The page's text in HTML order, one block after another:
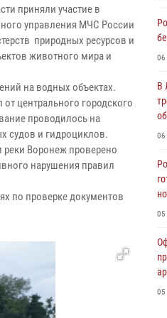
приняли участие в
управления МЧС России
природных ресурсов и
животного мира и
на водных объектах.
центрального городского
проводилось на
судов и гидроциклов.
реки Воронеж проверено
нарушения правил
по проверке документов
В